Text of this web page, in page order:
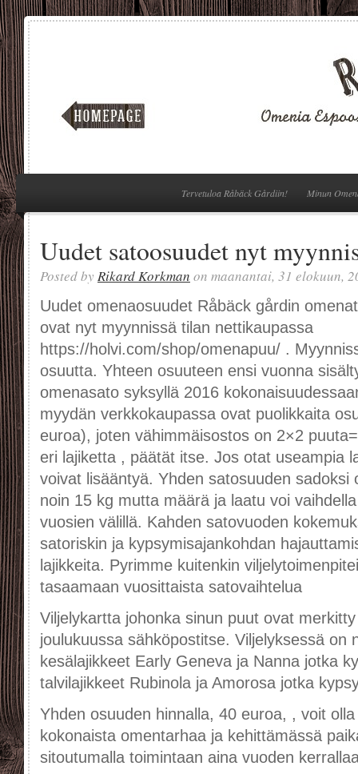
Tervetuloa Råbäck Gårdiin! Minun
Uudet satoosuudet nyt
Posted by Rikard Korkman on maanantai, 31 elokuun,
Uudet omenaosuudet Råbäck gårdin
ovat nyt myynnissä tilan nettikaupassa
https://holvi.com/shop/omenapuu/ .
osuutta. Yhteen osuuteen ensi vuonna
omenasato syksyllä 2016
myydän verkkokaupassa ovat puolikkaita
euroa), joten vähimmäisostos on 2×2
eri lajiketta , päätät itse. Jos otat useampia
voivat lisääntyä. Yhden satosuuden sadoksi
noin 15 kg mutta määrä ja laatu voi
vuosien välillä. Kahden satovuoden
satoriskin ja kypsymisajankohdan
lajikkeita. Pyrimme kuitenkin
tasaamaan vuosittaista satovaihtelua
Viljelykartta johonka sinun puut ovat
joulukuussa sähköpostitse. Viljelyksessä on
kesälajikkeet Early Geneva ja Nanna jotka
talvilajikkeet Rubinola ja Amorosa jotka
Yhden osuuden hinnalla, 40 euroa, , voit
kokonaista omentarhaa ja kehittämässä
sitoutumalla toimintaan aina vuoden